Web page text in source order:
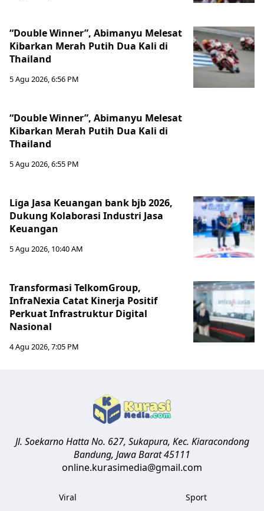
“Double Winner”, Abimanyu Melesat
Kibarkan Merah Putih Dua Kali di
Thailand
5 Agu 2026, 6:56 PM
“Double Winner”, Abimanyu Melesat
Kibarkan Merah Putih Dua Kali di
Thailand
5 Agu 2026, 6:55 PM
Liga Jasa Keuangan bank bjb 2026,
Dukung Kolaborasi Industri Jasa
Keuangan
5 Agu 2026, 10:40 AM
Transformasi TelkomGroup,
InfraNexia Catat Kinerja Positif
Perkuat Infrastruktur Digital
Nasional
4 Agu 2026, 7:05 PM
Jl. Soekarno Hatta No. 627, Sukapura, Kec. Kiaracondong
Bandung, Jawa Barat45111
online.kurasimedia@gmail.com
Viral Sport